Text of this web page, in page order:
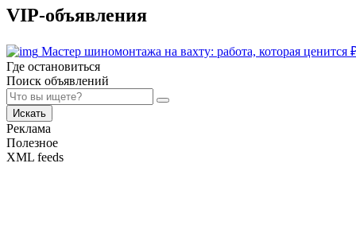
VIP-объявления
Мастер шиномонтажа на вахту: работа, которая ценится
Где остановиться
Поиск объявлений
Искать
Реклама
Полезное
XML feeds